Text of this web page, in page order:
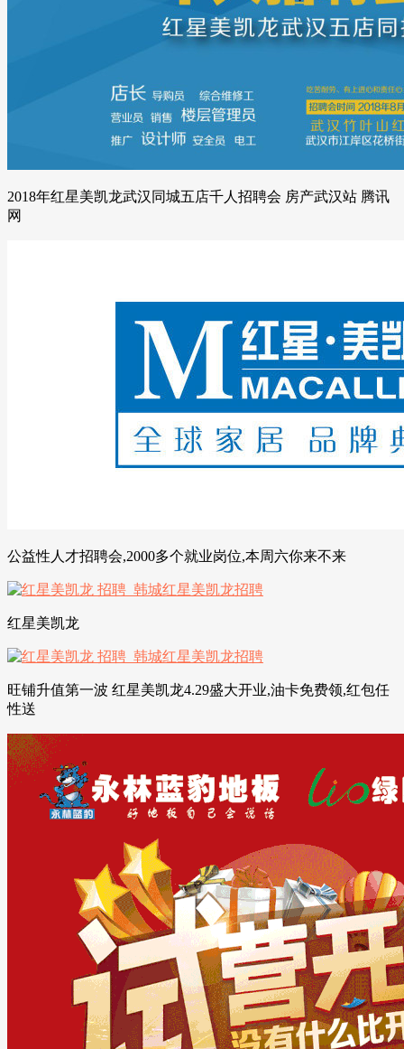
2018年红星美凯龙武汉同城五店千人招聘会 房产武汉站 腾讯
网
公益性人才招聘会,2000多个就业岗位,本周六你来不来
红星美凯龙
旺铺升值第一波 红星美凯龙4.29盛大开业,油卡免费领,红包任
性送